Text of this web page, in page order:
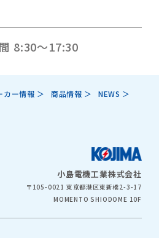
8:30～17:30
カー情報 商品情報 NEWS
小島電機工業株式会社
〒105-0021 東京都港区東新橋2-3-17
MOMENTO SHIODOME 10F